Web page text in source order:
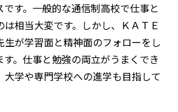
す。一般的な通信制高校で仕事と
相当大変です。しかし、ＫＡＴＥ
生が学習面と精神面のフォローをし
す。仕事と勉強の両立がうまくでき
大学や専門学校への進学も目指して